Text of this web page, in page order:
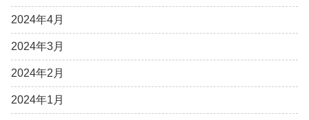
2024年4月
2024年3月
2024年2月
2024年1月